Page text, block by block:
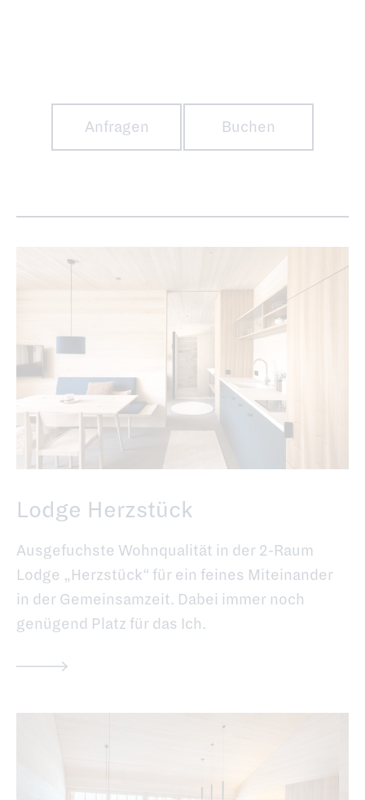
Anfragen Buchen
Lodge Herzstück
Ausgefuchste Wohnqualität in der 2-Raum
Lodge „Herzstück“ für ein feines Miteinander
in der Gemeinsamzeit. Dabei immer noch
genügend Platz für das Ich.